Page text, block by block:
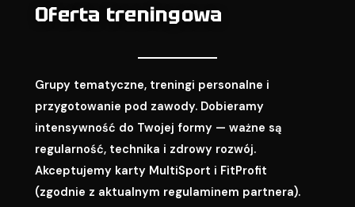
Oferta treningowa
Grupy tematyczne, treningi personalne i
przygotowanie pod zawody. Dobieramy
intensywność do Twojej formy — ważne są
regularność, technika i zdrowy rozwój.
Akceptujemy karty MultiSport i FitProfit
(zgodnie z aktualnym regulaminem partnera).